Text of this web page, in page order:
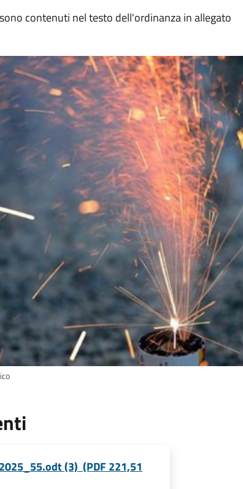
contenuti nel testo dell'ordinanza in allegato
(3) (PDF 221,51